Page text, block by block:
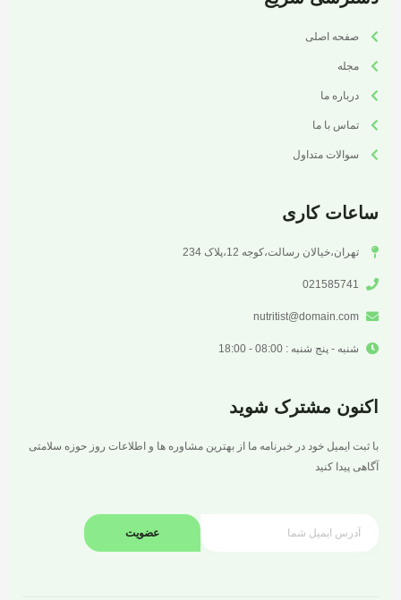
صفحه اصلی
مجله
درباره ما
تماس با ما
سوالات متداول
ساعات کاری
تهران،خیالان رسالت،کوجه 12،پلاک 234
021585741
nutritist@domain.com
شنبه - پنج شنبه : 08:00 - 18:00
اکنون مشترک شوید
با ثبت ایمیل خود در خبرنامه ما از بهترین مشاوره ها و اطلاعات روز حوزه سلامتی
آگاهی پیدا کنید
عضویت